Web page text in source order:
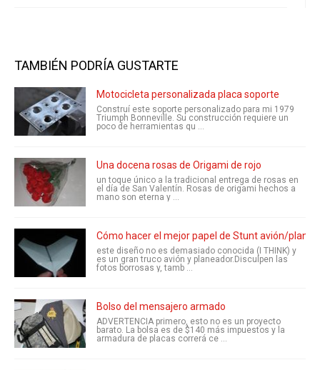
TAMBIÉN PODRÍA GUSTARTE
Motocicleta personalizada placa soporte
Construí este soporte personalizado para mi 1979
Triumph Bonneville. Su construcción requiere un
poco de herramientas qu ...
Una docena rosas de Origami de rojo
un toque único a la tradicional entrega de rosas en
el día de San Valentín. Rosas de origami hechos a
mano son eterna y ...
Cómo hacer el mejor papel de Stunt avión/
este diseño no es demasiado conocida (I THINK) y
es un gran truco avión y planeador.Disculpen las
fotos borrosas y, tamb ...
Bolso del mensajero armado
ADVERTENCIA primero, esto no es un proyecto
barato. La bolsa es de $140 más impuestos y la
armadura de placas correrá ce ...